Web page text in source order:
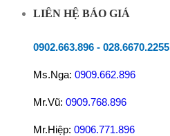
LIÊN HỆ BÁO GIÁ
0902.663.896 - 028.6670.2255
Ms.Nga: 0909.662.896
Mr.Vũ: 0909.768.896
Mr.Hiệp: 0906.771.896